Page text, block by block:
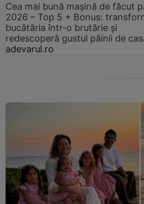
Cea mai bună mașină de făcut
2026 – Top 5 + Bonus:
bucătăria într-o brutărie și
redescoperă gustul pâinii de
adevarul.ro